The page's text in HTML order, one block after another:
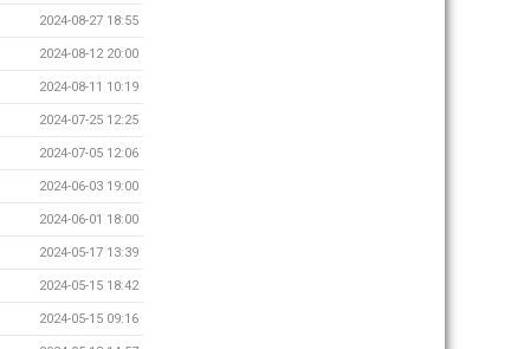
2024-08-27 18:55
2024-08-12 20:00
2024-08-11 10:19
2024-07-25 12:25
2024-07-05 12:06
2024-06-03 19:00
2024-06-01 18:00
2024-05-17 13:39
2024-05-15 18:42
2024-05-15 09:16